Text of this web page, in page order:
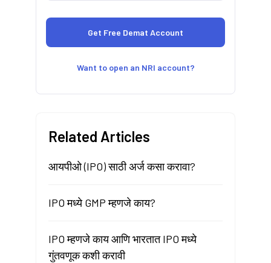
Want to open an NRI account?
Related Articles
आयपीओ (IPO) साठी अर्ज कसा करावा?
IPO मध्ये GMP म्हणजे काय?
IPO म्हणजे काय आणि भारतात IPO मध्ये
गुंतवणूक कशी करावी